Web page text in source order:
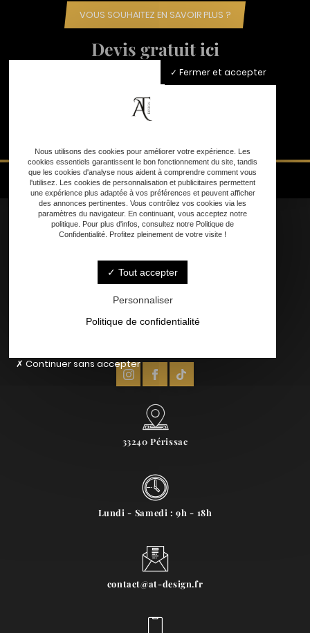
VOUS SOUHAITEZ EN SAVOIR PLUS ?
Devis gratuit ici
Accueil
Nos Services
Personnalisation
33240 Périssac
Lundi - Samedi : 9h - 18h
contact@at-design.fr
Fermer et accepter
Nous utilisons des cookies pour améliorer votre expérience. Les
cookies essentiels garantissent le bon fonctionnement du site, tandis
que les cookies d'analyse nous aident à comprendre comment vous
l'utilisez. Les cookies de personnalisation et publicitaires permettent
une expérience plus adaptée à vos préférences et peuvent afficher
des annonces pertinentes. Vous contrôlez vos cookies via les
paramètres du navigateur. En continuant, vous acceptez notre
politique. Pour plus d'infos, consultez notre Politique de
Confidentialité. Profitez pleinement de votre visite !
Tout accepter
Personnaliser
Politique de confidentialité
Continuer sans accepter